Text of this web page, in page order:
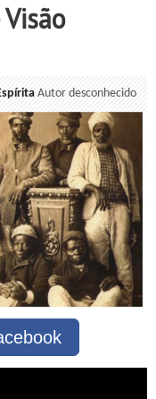
Autor desconhecido